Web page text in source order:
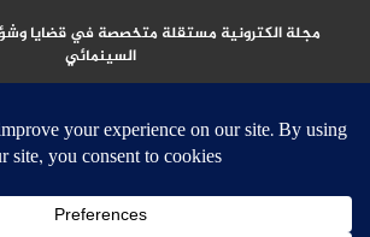
مجلة الكترونية مستقلة متخصصة في قضايا
السينمائي
جميع الحقوق محفوظة ولا يسمح بإعادة نشر أي مادة من
الموقع إلا بعد الحصول على تصريح مكتوب من